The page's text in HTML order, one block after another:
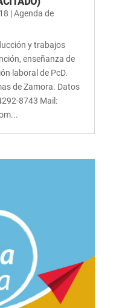
|Agenda de
y trabajos
enseñanza de
laboral de PcD.
de Zamora. Datos
8743 Mail: